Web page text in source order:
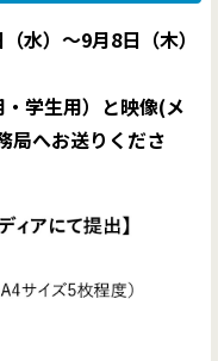
水）〜9月8日（木）
学生用）と映像(メ
局へお送りくださ